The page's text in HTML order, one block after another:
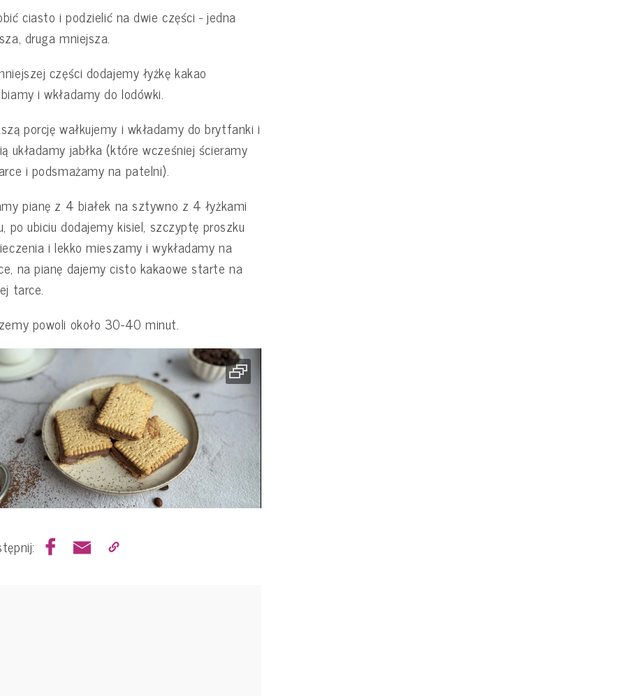
ciasto i podzielić na dwie części - jedna
druga mniejsza.
części dodajemy łyżkę kakao
i wkładamy do lodówki.
porcję wałkujemy i wkładamy do brytfanki i
układamy jabłka (które wcześniej ścieramy
i podsmażamy na patelni).
pianę z 4 białek na sztywno z 4 łyżkami
po ubiciu dodajemy kisiel, szczyptę proszku
i lekko mieszamy i wykładamy na
na pianę dajemy cisto kakaowe starte na
tarce.
powoli około 30-40 minut.